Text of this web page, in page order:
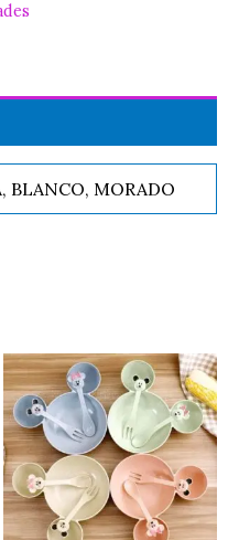
BLANCO, MORADO